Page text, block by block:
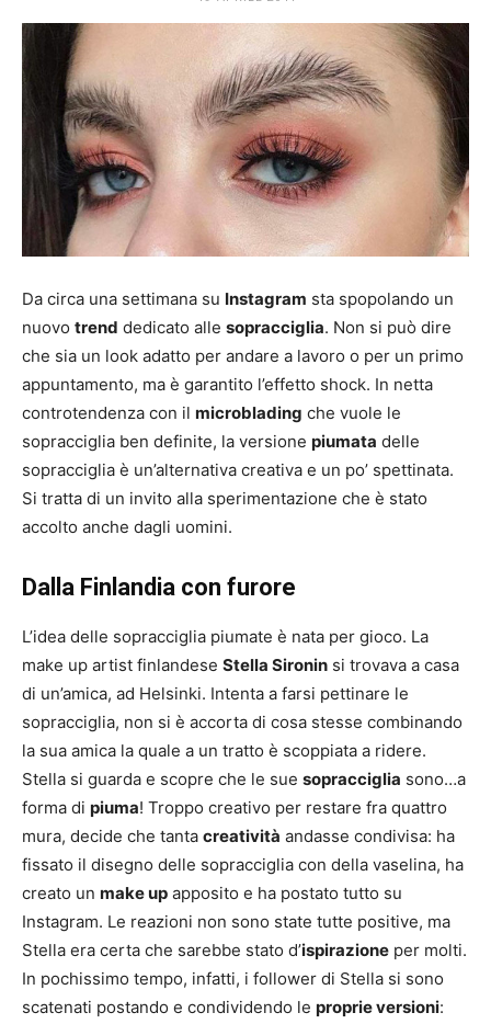
Mania
Da circa una settimana su Instagram sta spopolando un
nuovo trend dedicato alle sopracciglia. Non si può dire
che sia un look adatto per andare a lavoro o per un primo
appuntamento, ma è garantito l’effetto shock. In netta
controtendenza con il microblading che vuole le
sopracciglia ben definite, la versione piumata delle
sopracciglia è un’alternativa creativa e un po’ spettinata.
Si tratta di un invito alla sperimentazione che è stato
accolto anche dagli uomini.
Dalla Finlandia con furore
L’idea delle sopracciglia piumate è nata per gioco. La
make up artist finlandese Stella Sironin si trovava a casa
di un’amica, ad Helsinki. Intenta a farsi pettinare le
sopracciglia, non si è accorta di cosa stesse combinando
la sua amica la quale a un tratto è scoppiata a ridere.
Stella si guarda e scopre che le sue sopracciglia sono…a
forma di piuma! Troppo creativo per restare fra quattro
mura, decide che tanta creatività andasse condivisa: ha
fissato il disegno delle sopracciglia con della vaselina, ha
creato un make up apposito e ha postato tutto su
Instagram. Le reazioni non sono state tutte positive, ma
Stella era certa che sarebbe stato d’ispirazione per molti.
In pochissimo tempo, infatti, i follower di Stella si sono
scatenati postando e condividendo le proprie versioni: